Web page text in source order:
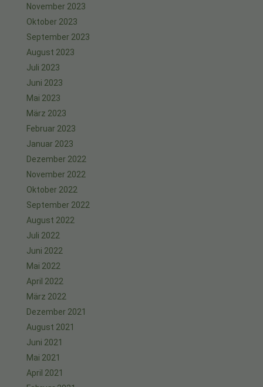
November 2023
Oktober 2023
September 2023
August 2023
Juli 2023
Juni 2023
Mai 2023
März 2023
Februar 2023
Januar 2023
Dezember 2022
November 2022
Oktober 2022
September 2022
August 2022
Juli 2022
Juni 2022
Mai 2022
April 2022
März 2022
Dezember 2021
August 2021
Juni 2021
Mai 2021
April 2021